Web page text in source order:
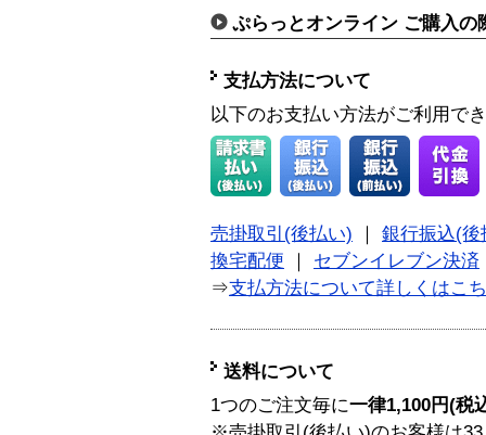
ぷらっとオンライン ご購入の
支払方法について
以下のお支払い方法がご利用で
売掛取引(後払い)
銀行振込(後
換宅配便
セブンイレブン決済
⇒支払方法について詳しくはこ
送料について
1つのご注文毎に一律1,100円(税